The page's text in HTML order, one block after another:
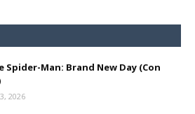
Spider-Man: Brand New Day (Con
2026